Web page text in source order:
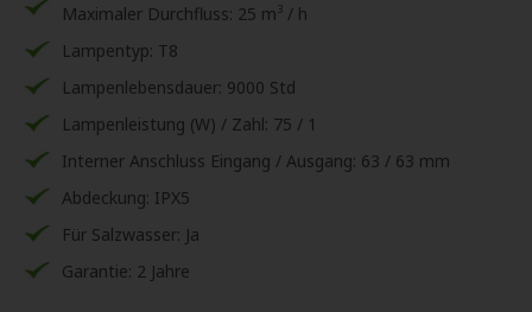
Maximaler Durchfluss: 25 m3 / h
Lampentyp: T8
Lampenlebensdauer: 9000 Std
Lampenleistung (W) / Zahl: 75 / 1
Interner Anschluss Eingang / Ausgang: 63 / 63 mm
Abdeckung: IPX5
Für Salzwasser: Ja
Garantie: 2 Jahre